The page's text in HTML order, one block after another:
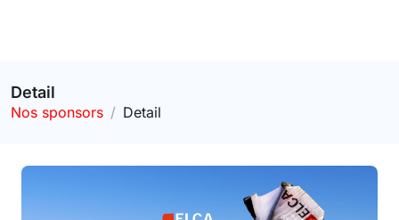
Detail
Nos sponsors Detail